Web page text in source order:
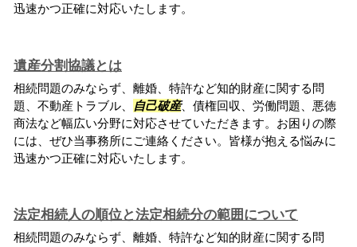
迅速かつ正確に対応いたします。
遺産分割協議とは
相続問題のみならず、離婚、特許など知的財産に関する問
題、不動産トラブル、
自己破産、債権回収、労働問題、悪徳
商法など幅広い分野に対応させていただきます。お困りの際
には、ぜひ当事務所にご連絡ください。皆様が抱える悩みに
迅速かつ正確に対応いたします。
法定相続人の順位と法定相続分の範囲について
相続問題のみならず、離婚、特許など知的財産に関する問